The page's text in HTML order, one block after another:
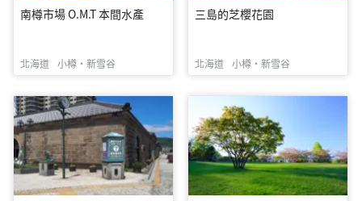
南樽市場 O.M.T 本間水產
北海道 小樽・新雪谷
三島的芝櫻花園
北海道 小樽・新雪谷